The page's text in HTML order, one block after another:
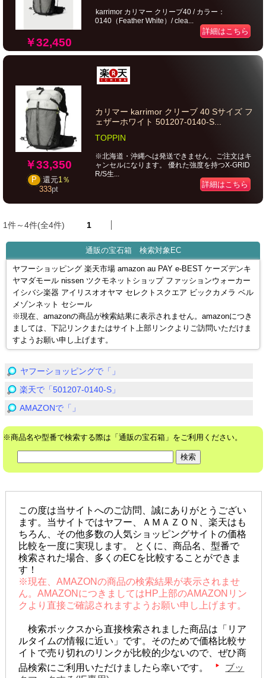
￥32,450
karrimor カリマー クリーブ40 / カラー：
0140（Feather White）/ clea...
詳細はこちら
￥33,350
P 還元1％
333pt
カリマー karrimor クリーブ 40 Sサイズ フ
ェザーホワイト 501207-0140-S...
TOPPIN
※北海道・沖縄へは発送できません、ご注文はキ
ャンセルになります。 優れた強度を持つX-GRID
R/S生...
詳細はこちら
1件～4件(全4件) 1
通販の宝石箱 検索対象EC
ヤフーショッピング 楽天市場 amazon au PAY e-BEST ケーズデンキ
ヤマダモール nissen ツクモネットショップ ファッションウォーカー
イシバシ楽器 アイリスオオヤマ セレクトスクエア ビックカメラ ベル
メゾンネット セシール
※現在、amazonの商品が検索結果に表示されません。amazonにつき
ましては、下記リンクまたはサイト上部リンクよりご訪問いただけま
すようお願い申し上げます。
ヤフーショッピングで「」
楽天で「501207-0140-S」
AMAZONで「」
※商品名や型番で検索する際は「通販の宝石箱」をご利用ください。
この度は当サイトへのご訪問、誠にありがとうござい
ます。当サイトではヤフー、ＡＭＡＺＯＮ、楽天はも
ちろん、その他多数の人気ショッピングサイトの価格
比較を一度に実現します。 とくに、商品名、型番で
検索された場合、多くのECを比較することができま
す！
※現在、AMAZONの商品の検索結果が表示されませ
ん。AMAZONにつきましてはHP上部のAMAZONリン
クより直接ご確認されますようお願い申し上げます。
検索ボックスから直接検索されました商品は「リア
ルタイムの情報に近い」です。そのためで価格比較サ
イトで売り切れのリンクが比較的少ないので、ぜひ商
品検索にご利用いただけましたら幸いです。
ブッ